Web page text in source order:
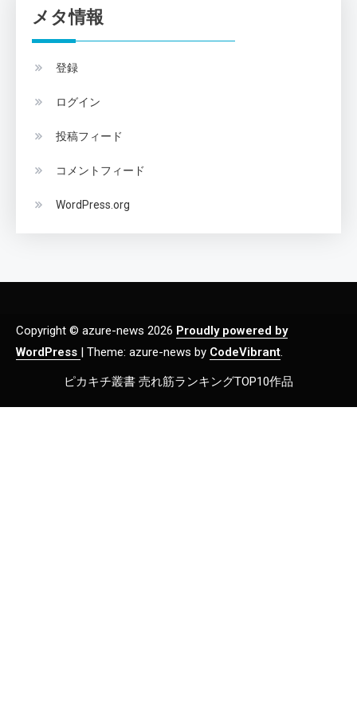
メタ情報
登録
ログイン
投稿フィード
コメントフィード
WordPress.org
Copyright © azure-news 2026 Proudly powered by
WordPress | Theme: azure-news by CodeVibrant.
ピカキチ叢書 売れ筋ランキングTOP10作品